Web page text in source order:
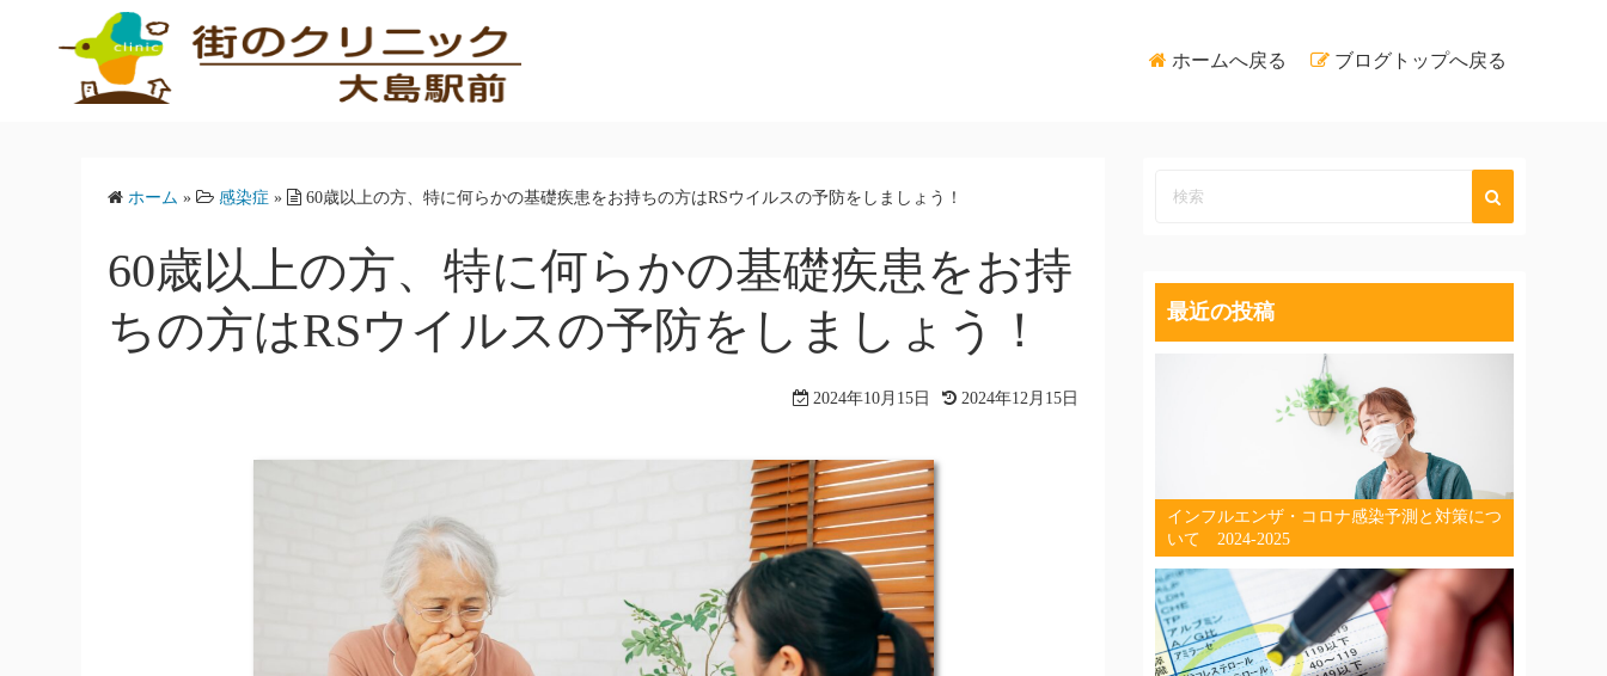
ホームへ戻る ブログトップへ戻る
ホーム » 感染症 » 60歳以上の方、特に何らかの基礎疾患をお持ちの方はRSウイルスの予防をしましょう！
60歳以上の方、特に何らかの基礎疾患をお持
ちの方はRSウイルスの予防をしましょう！
2024年10月15日 2024年12月15日
最近の投稿
インフルエンザ・コロナ感染予測と対策につ
いて 2024-2025